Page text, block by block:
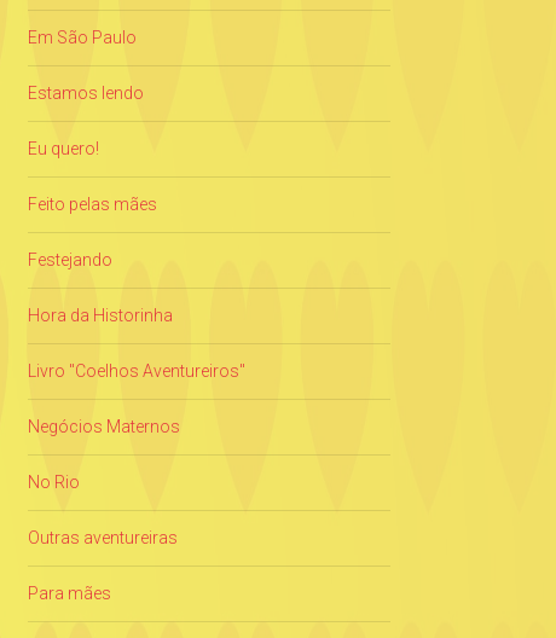
Em São Paulo
Estamos lendo
Eu quero!
Feito pelas mães
Festejando
Hora da Historinha
Livro "Coelhos Aventureiros"
Negócios Maternos
No Rio
Outras aventureiras
Para mães